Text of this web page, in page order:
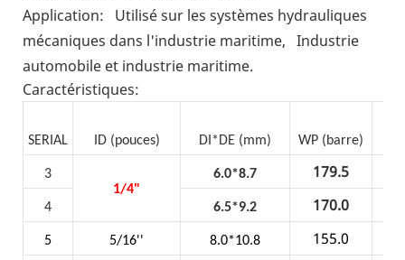
Application:
Utilisé sur les systèmes hydrauliques
mécaniques dans l'industrie maritime, Industrie
automobile et industrie maritime.
Caractéristiques:
SERIAL ID (pouces) DI*DE (mm) WP (barre)
3
1/4"
6.0*8.7 179.5
4 6.5*9.2 170.0
5 5/16'' 8.0*10.8 155.0